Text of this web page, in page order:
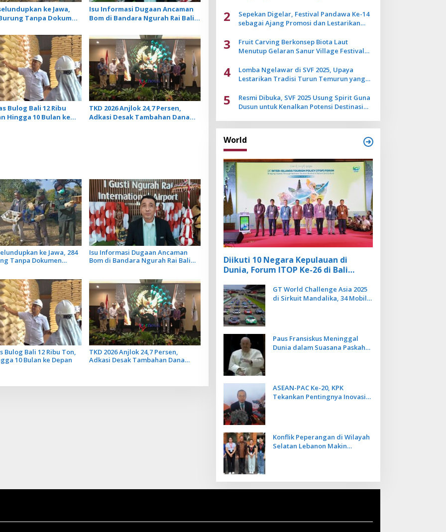
ke Jawa,
Tanpa Dokumen
Isu Informasi Dugaan Ancaman
Bom di Bandara Ngurah Rai Bali
Penerbangan Lancar
Bulog Bali 12 Ribu
Hingga 10 Bulan ke
TKD 2026 Anjlok 24,7 Persen,
Adkasi Desak Tambahan Dana
ke Jawa, 284
Tanpa Dokumen
Isu Informasi Dugaan Ancaman
Bom di Bandara Ngurah Rai Bali
Bulog Bali 12 Ribu Ton,
10 Bulan ke Depan
TKD 2026 Anjlok 24,7 Persen,
Adkasi Desak Tambahan Dana
2
Sepekan Digelar, Festival Pandawa Ke-14
sebagai Ajang Promosi dan Lestarikan
3
Fruit Carving Berkonsep Biota Laut
Menutup Gelaran Sanur Village Festival
4
Lomba Ngelawar di SVF 2025, Upaya
Lestarikan Tradisi Turun Temurun yang
5
Resmi Dibuka, SVF 2025 Usung Spirit Guna
Dusun untuk Kenalkan Potensi Destinasi
World
Diikuti 10 Negara Kepulauan di
Dunia, Forum ITOP Ke-26 di Bali
Berbasis Alam dan Budaya
GT World Challenge Asia 2025
di Sirkuit Mandalika, 34 Mobil
Paus Fransiskus Meninggal
Dunia dalam Suasana Paskah
ASEAN-PAC Ke-20, KPK
Tekankan Pentingnya Inovasi
Konflik Peperangan di Wilayah
Selatan Lebanon Makin